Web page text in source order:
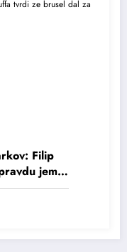
Filip
jemu,